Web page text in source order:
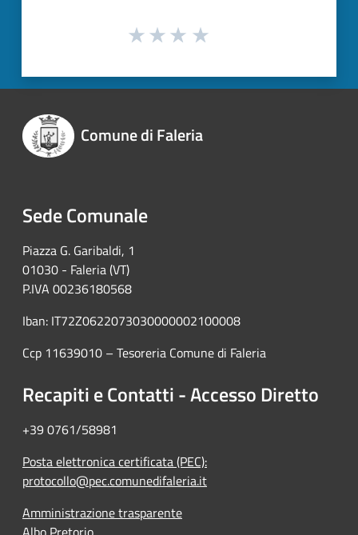
Comune di Faleria
Sede Comunale
Piazza G. Garibaldi, 1
01030 - Faleria (VT)
P.IVA 00236180568
Iban: IT72Z0622073030000002100008
Ccp 11639010 – Tesoreria Comune di Faleria
Recapiti e Contatti - Accesso Diretto
+39 0761/58981
Posta elettronica certificata (PEC):
protocollo@pec.comunedifaleria.it
Amministrazione trasparente